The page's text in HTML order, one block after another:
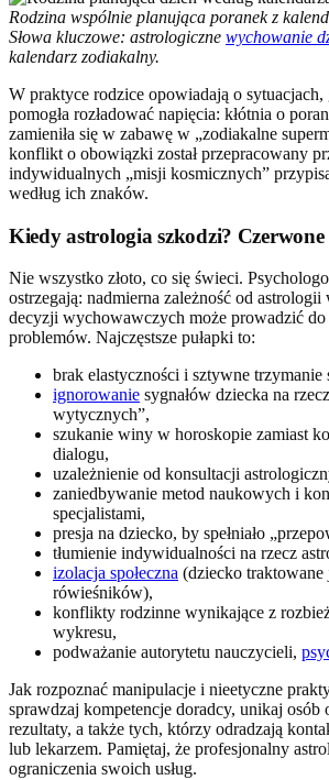
Rodzina wspólnie planująca poranek z
Słowa kluczowe: astrologiczne wychowanie
kalendarz zodiakalny.
W praktyce rodzice opowiadają o sytuacjach,
pomogła rozładować napięcia: kłótnia o
zamieniła się w zabawę w „zodiakalne
konflikt o obowiązki został przepracowany
indywidualnych „misji kosmicznych”
według ich znaków.
Kiedy astrologia szkodzi? Czerwone
Nie wszystko złoto, co się świeci.
ostrzegają: nadmierna zależność od
decyzji wychowawczych może prowadzić
problemów. Najczęstsze pułapki to:
brak elastyczności i sztywne trzymanie
ignorowanie sygnałów dziecka na
wytycznych”,
szukanie winy w horoskopie zamiast
dialogu,
uzależnienie od konsultacji
zaniedbywanie metod naukowych i
specjalistami,
presja na dziecko, by spełniało
tłumienie indywidualności na rzecz
izolacja społeczna (dziecko traktowane
rówieśników),
konflikty rodzinne wynikające z
wykresu,
podważanie autorytetu nauczycieli,
Jak rozpoznać manipulacje i nieetyczne
sprawdzaj kompetencje doradcy, unikaj osób
rezultaty, a także tych, którzy odradzają
lub lekarzem. Pamiętaj, że profesjonalny
ograniczenia swoich usług.